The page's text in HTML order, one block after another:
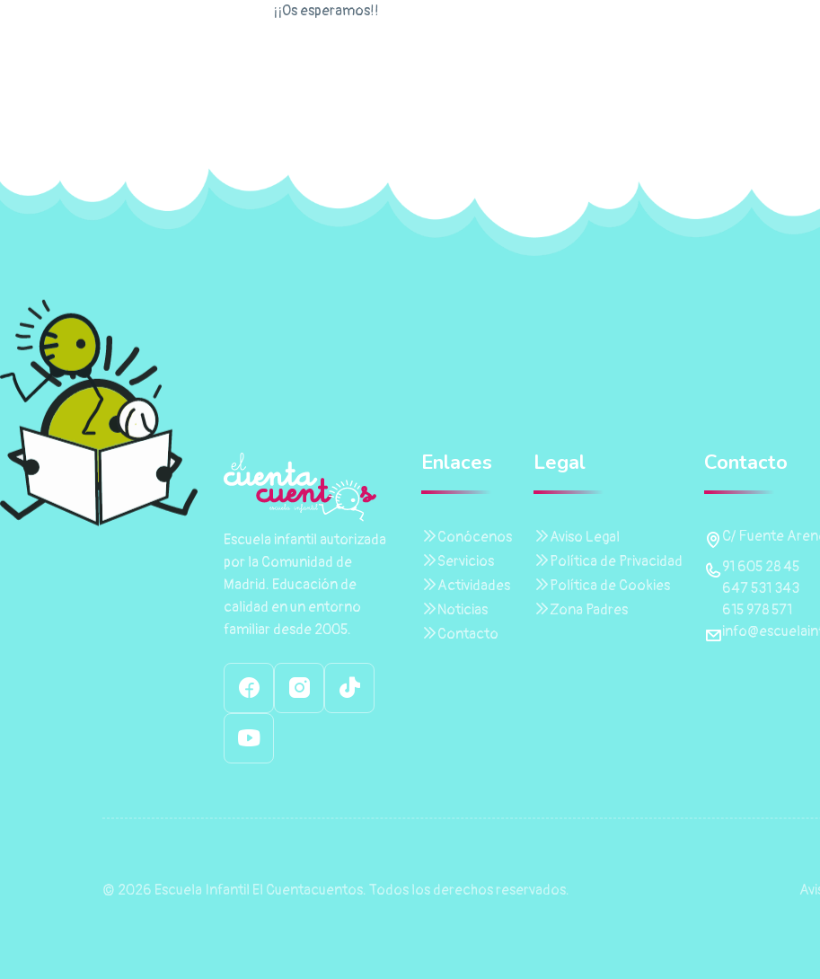
¡¡Os esperamos!!
Escuela infantil autorizada
por la Comunidad de
Madrid. Educación de
calidad en un entorno
familiar desde 2005.
Enlaces
Conócenos
Servicios
Actividades
Noticias
Contacto
Legal
Aviso Legal
Política de Privacidad
Política de Cookies
Zona Padres
Contacto
C/ Fuente
91 605 28 45
647 531 343
615 978 571
© 2026 Escuela Infantil El Cuentacuentos. Todos los derechos reservados.